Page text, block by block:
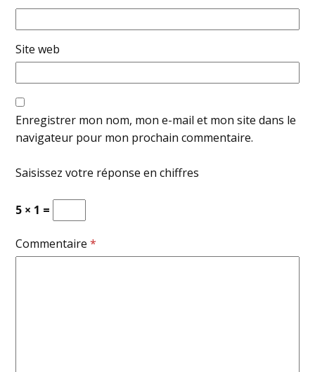
Site web
Enregistrer mon nom, mon e-mail et mon site dans le
navigateur pour mon prochain commentaire.
Saisissez votre réponse en chiffres
5 × 1 =
Commentaire*